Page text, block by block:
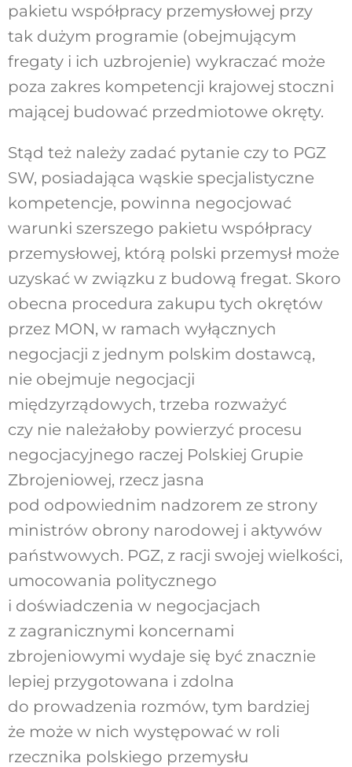
pakietu współpracy przemysłowej przy
tak dużym programie (obejmującym
fregaty i ich uzbrojenie) wykraczać może
poza zakres kompetencji krajowej stoczni
mającej budować przedmiotowe okręty.
Stąd też należy zadać pytanie czy to PGZ
SW, posiadająca wąskie specjalistyczne
kompetencje, powinna negocjować
warunki szerszego pakietu współpracy
przemysłowej, którą polski przemysł może
uzyskać w związku z budową fregat. Skoro
obecna procedura zakupu tych okrętów
przez MON, w ramach wyłącznych
negocjacji z jednym polskim dostawcą,
nie obejmuje negocjacji
międzyrządowych, trzeba rozważyć
czy nie należałoby powierzyć procesu
negocjacyjnego raczej Polskiej Grupie
Zbrojeniowej, rzecz jasna
pod odpowiednim nadzorem ze strony
ministrów obrony narodowej i aktywów
państwowych. PGZ, z racji swojej wielkości,
umocowania politycznego
i doświadczenia w negocjacjach
z zagranicznymi koncernami
zbrojeniowymi wydaje się być znacznie
lepiej przygotowana i zdolna
do prowadzenia rozmów, tym bardziej
że może w nich występować w roli
rzecznika polskiego przemysłu